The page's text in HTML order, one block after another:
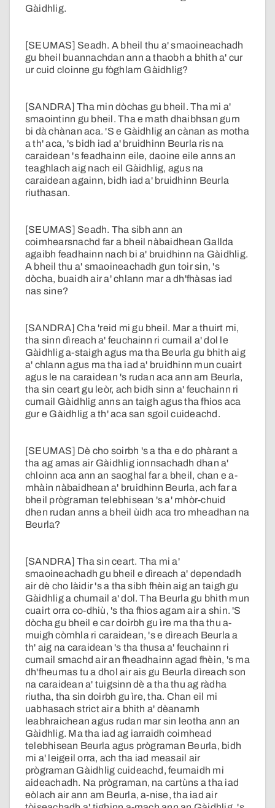
Gàidhlig.
[SEUMAS] Seadh. A bheil thu a' smaoineachadh
gu bheil buannachdan ann a thaobh a bhith a' cur
ur cuid cloinne gu fòghlam Gàidhlig?
[SANDRA] Tha min dòchas gu bheil. Tha mi a'
smaointinn gu bheil. Tha e math dhaibhsan gum
bi dà chànan aca. 'S e Gàidhlig an cànan as motha
a th' aca, 's bidh iad a' bruidhinn Beurla ris na
caraidean 's feadhainn eile, daoine eile anns an
teaghlach aig nach eil Gàidhlig, agus na
caraidean againn, bidh iad a' bruidhinn Beurla
riuthasan.
[SEUMAS] Seadh. Tha sibh ann an
coimhearsnachd far a bheil nàbaidhean Gallda
agaibh feadhainn nach bi a' bruidhinn na Gàidhlig.
A bheil thu a' smaoineachadh gun toir sin, 's
dòcha, buaidh air a' chlann mar a dh'fhàsas iad
nas sine?
[SANDRA] Cha 'reid mi gu bheil. Mar a thuirt mi,
tha sinn dìreach a' feuchainn ri cumail a' dol le
Gàidhlig a-staigh agus ma tha Beurla gu bhith aig
a' chlann agus ma tha iad a' bruidhinn mun cuairt
agus le na caraidean 's rudan aca ann am Beurla,
tha sin ceart gu leòr, ach bidh sinn a' feuchainn ri
cumail Gàidhlig anns an taigh agus tha fhios aca
gur e Gàidhlig a th' aca san sgoil cuideachd.
[SEUMAS] Dè cho soirbh 's a tha e do phàrant a
tha ag amas air Gàidhlig ionnsachadh dhan a'
chloinn aca ann an saoghal far a bheil, chan e a-
mhàin nàbaidhean a' bruidhinn Beurla, ach far a
bheil prògraman telebhisean 's a' mhòr-chuid
dhen rudan anns a bheil ùidh aca tro mheadhan na
Beurla?
[SANDRA] Tha sin ceart. Tha mi a'
smaoineachadh gu bheil e dìreach a' dependadh
air dè cho làidir 's a tha sibh fhèin aig an taigh gu
Gàidhlig a chumail a' dol. Tha Beurla gu bhith mun
cuairt orra co-dhiù, 's tha fhios agam air a shin. 'S
dòcha gu bheil e car doirbh gu ìre ma tha thu a-
muigh còmhla ri caraidean, 's e dìreach Beurla a
th' aig na caraidean 's tha thusa a' feuchainn ri
cumail smachd air an fheadhainn agad fhèin, 's ma
dh'fheumas tu a dhol air ais gu Beurla dìreach son
na caraidean a' tuigsinn dè a tha thu ag ràdha
riutha, tha sin doirbh gu ìre, tha. Chan eil mi
uabhasach strict air a bhith a' dèanamh
leabhraichean agus rudan mar sin leotha ann an
Gàidhlig. Ma tha iad ag iarraidh coimhead
telebhisean Beurla agus prògraman Beurla, bidh
mi a' leigeil orra, ach tha iad measail air
prògraman Gàidhlig cuideachd, feumaidh mi
aideachadh. Na prògraman, na cartùns a tha iad
eòlach air ann am Beurla, a-nise, tha iad air